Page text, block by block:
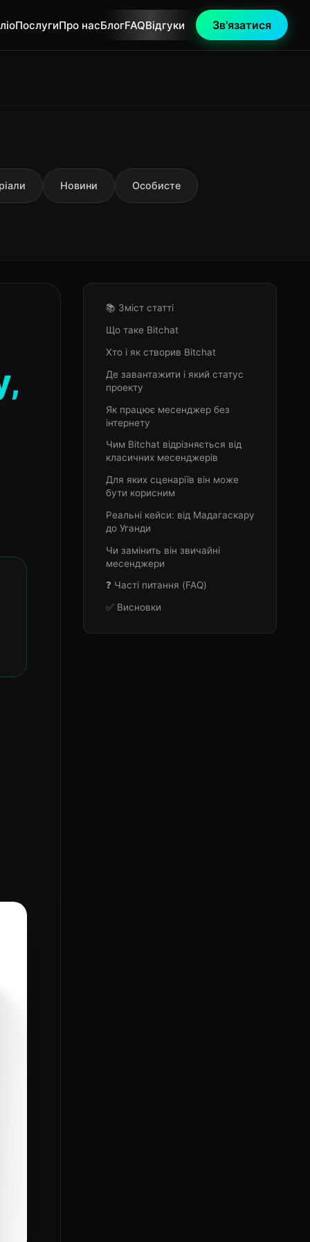
ПослугиПро насБлогFAQВідгуки Зв'язатися
Новини Особисте
📚 Зміст статті
Що таке Bitchat
Хто і як створив Bitchat
Де завантажити і який статус
проекту
Як працює месенджер без
інтернету
Чим Bitchat відрізняється від
класичних месенджерів
Для яких сценаріїв він може
бути корисним
Реальні кейси: від Мадагаскару
до Уганди
Чи замінить він звичайні
месенджери
❓ Часті питання (FAQ)
✅ Висновки